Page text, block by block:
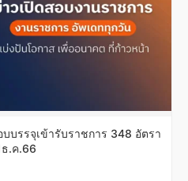
บรรจุเข้ารับราชการ 348 อัตรา
.ค.66